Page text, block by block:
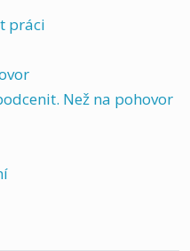
práci
Než na pohovor